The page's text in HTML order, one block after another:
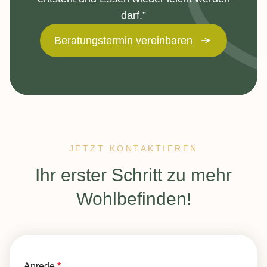
darf.”
Beratungstermin vereinbaren
JETZT KONTAKTIEREN
:Ihr erster Schritt zu mehr
Wohlbefinden!